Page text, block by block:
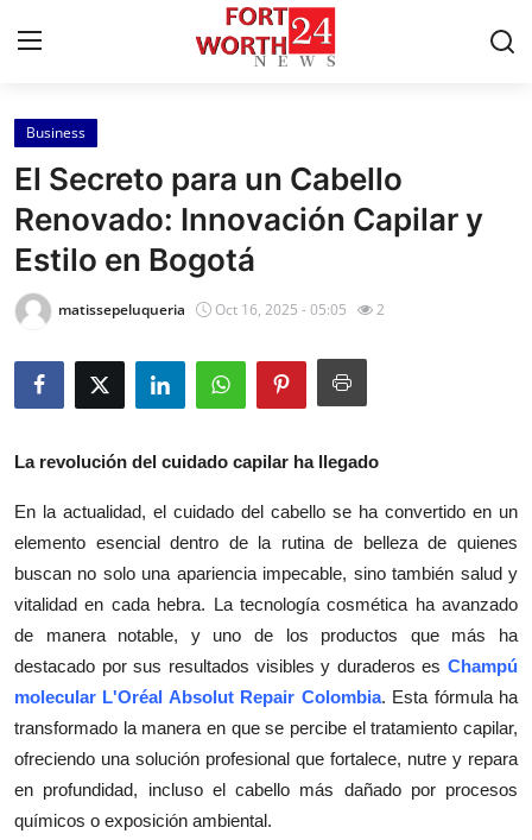
Home
Press Release
Contact
Privacy Policy
About
Health
Submit Press Release
Crypto
Advertise with US
Business
Business
El Secreto para un Cabello
Renovado: Innovación Capilar y
Estilo en Bogotá
matissepeluqueria Oct 16, 2025 - 05:05 2
La revolución del cuidado capilar ha llegado
En la actualidad, el cuidado del cabello se ha convertido en un
elemento esencial dentro de la rutina de belleza de quienes
buscan no solo una apariencia impecable, sino también salud y
vitalidad en cada hebra. La tecnología cosmética ha avanzado
de manera notable, y uno de los productos que más ha
destacado por sus resultados visibles y duraderos es Champú
molecular L'Oréal Absolut Repair Colombia. Esta fórmula ha
transformado la manera en que se percibe el tratamiento capilar,
ofreciendo una solución profesional que fortalece, nutre y repara
en profundidad, incluso el cabello más dañado por procesos
químicos o exposición ambiental.